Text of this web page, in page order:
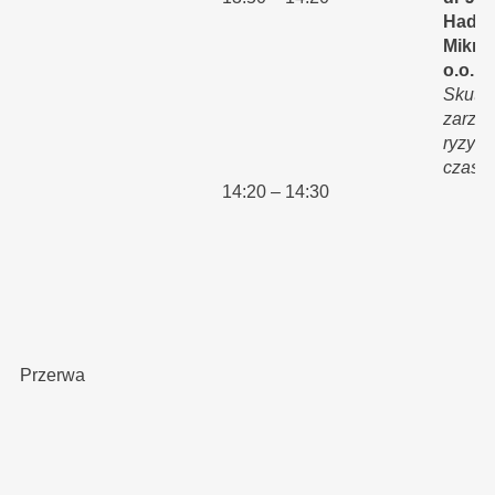
o.o.
14:20 – 14:30
Przerwa